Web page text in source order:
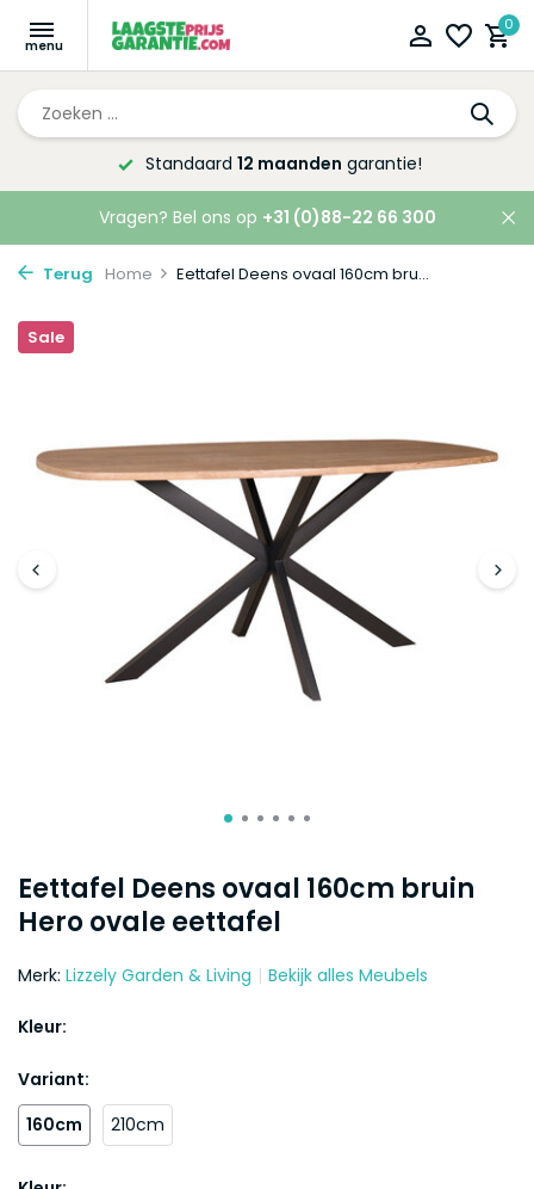
0
Altijd de laagsteprijsgarantie!
Vragen? Bel ons op +31 (0)88-22 66 300
Terug Home Eettafel Deens ovaal 160cm bru...
Eettafel Deens ovaal 160cm bruin
Hero ovale eettafel
Sale
Merk: Lizzely Garden & Living Bekijk alles Meubels
Kleur:
Variant:
160cm
210cm